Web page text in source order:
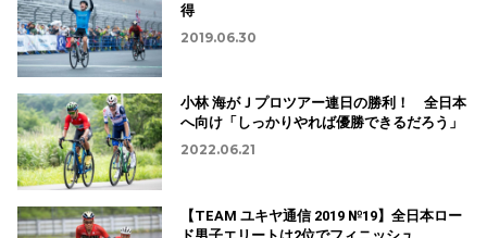
得
2019.06.30
小林 海がＪプロツアー連日の勝利！ 全日本
へ向け「しっかりやれば優勝できるだろう」
2022.06.21
【TEAM ユキヤ通信 2019 №19】全日本ロー